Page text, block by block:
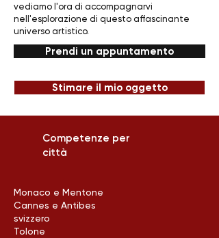
vediamo l'ora di accompagnarvi
nell'esplorazione di questo affascinante
universo artistico.
Prendi un appuntamento
Stimare il mio oggetto
Competenze per
città
Monaco e Mentone
Cannes e Antibes
svizzero
Tolone